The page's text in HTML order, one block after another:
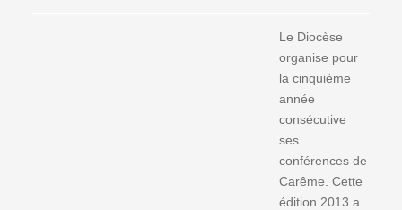
Le Diocèse
organise pour
la cinquième
année
consécutive
ses
conférences de
Carême. Cette
édition 2013 a